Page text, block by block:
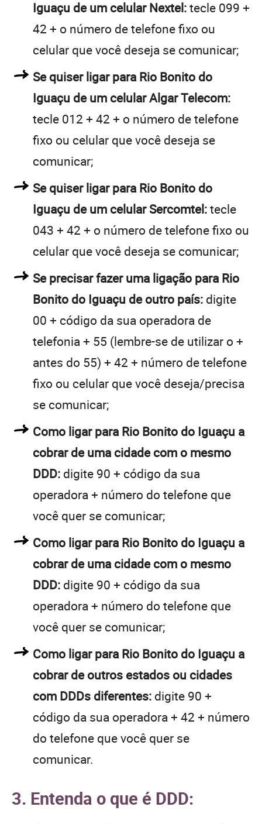
Iguaçu de um celular Nextel:tecle 099 +
42 + o número de telefone fixo ou
celular que você deseja se comunicar;
Se quiser ligar para Rio Bonito do
Iguaçu de um celular Algar Telecom:
tecle 012 + 42 + o número de telefone
fixo ou celular que você deseja se
comunicar;
Se quiser ligar para Rio Bonito do
Iguaçu de um celular Sercomtel:tecle
043 + 42 + o número de telefone fixo ou
celular que você deseja se comunicar;
Se precisar fazer uma ligação para Rio
Bonito do Iguaçu de outro país: digite
00 + código da sua operadora de
telefonia + 55 (lembre-se de utilizar o +
antes do 55) + 42 + número de telefone
fixo ou celular que você deseja/precisa
se comunicar;
Como ligar para Rio Bonito do Iguaçu a
cobrar de uma cidade com o mesmo
DDD: digite 90 + código da sua
operadora + número do telefone que
você quer se comunicar;
Como ligar para Rio Bonito do Iguaçu a
cobrar de uma cidade com o mesmo
DDD: digite 90 + código da sua
operadora + número do telefone que
você quer se comunicar;
Como ligar para Rio Bonito do Iguaçu a
cobrar de outros estados ou cidades
com DDDs diferentes: digite 90 +
código da sua operadora + 42 + número
do telefone que você quer se
comunicar.
3. Entenda o que é DDD: